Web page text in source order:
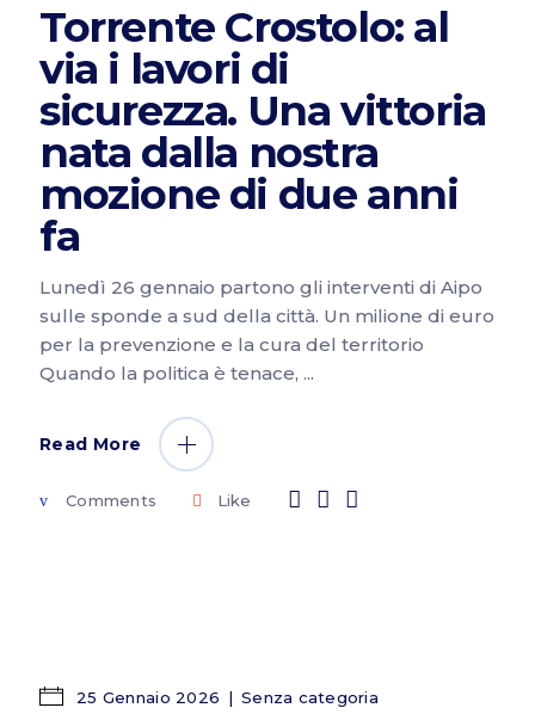
Torrente Crostolo: al
via i lavori di
sicurezza. Una vittoria
nata dalla nostra
mozione di due anni
fa
Lunedì 26 gennaio partono gli interventi di Aipo
sulle sponde a sud della città. Un milione di euro
per la prevenzione e la cura del territorio
Quando la politica è tenace,
Read More
Comments Like
25 Gennaio 2026 Senza categoria